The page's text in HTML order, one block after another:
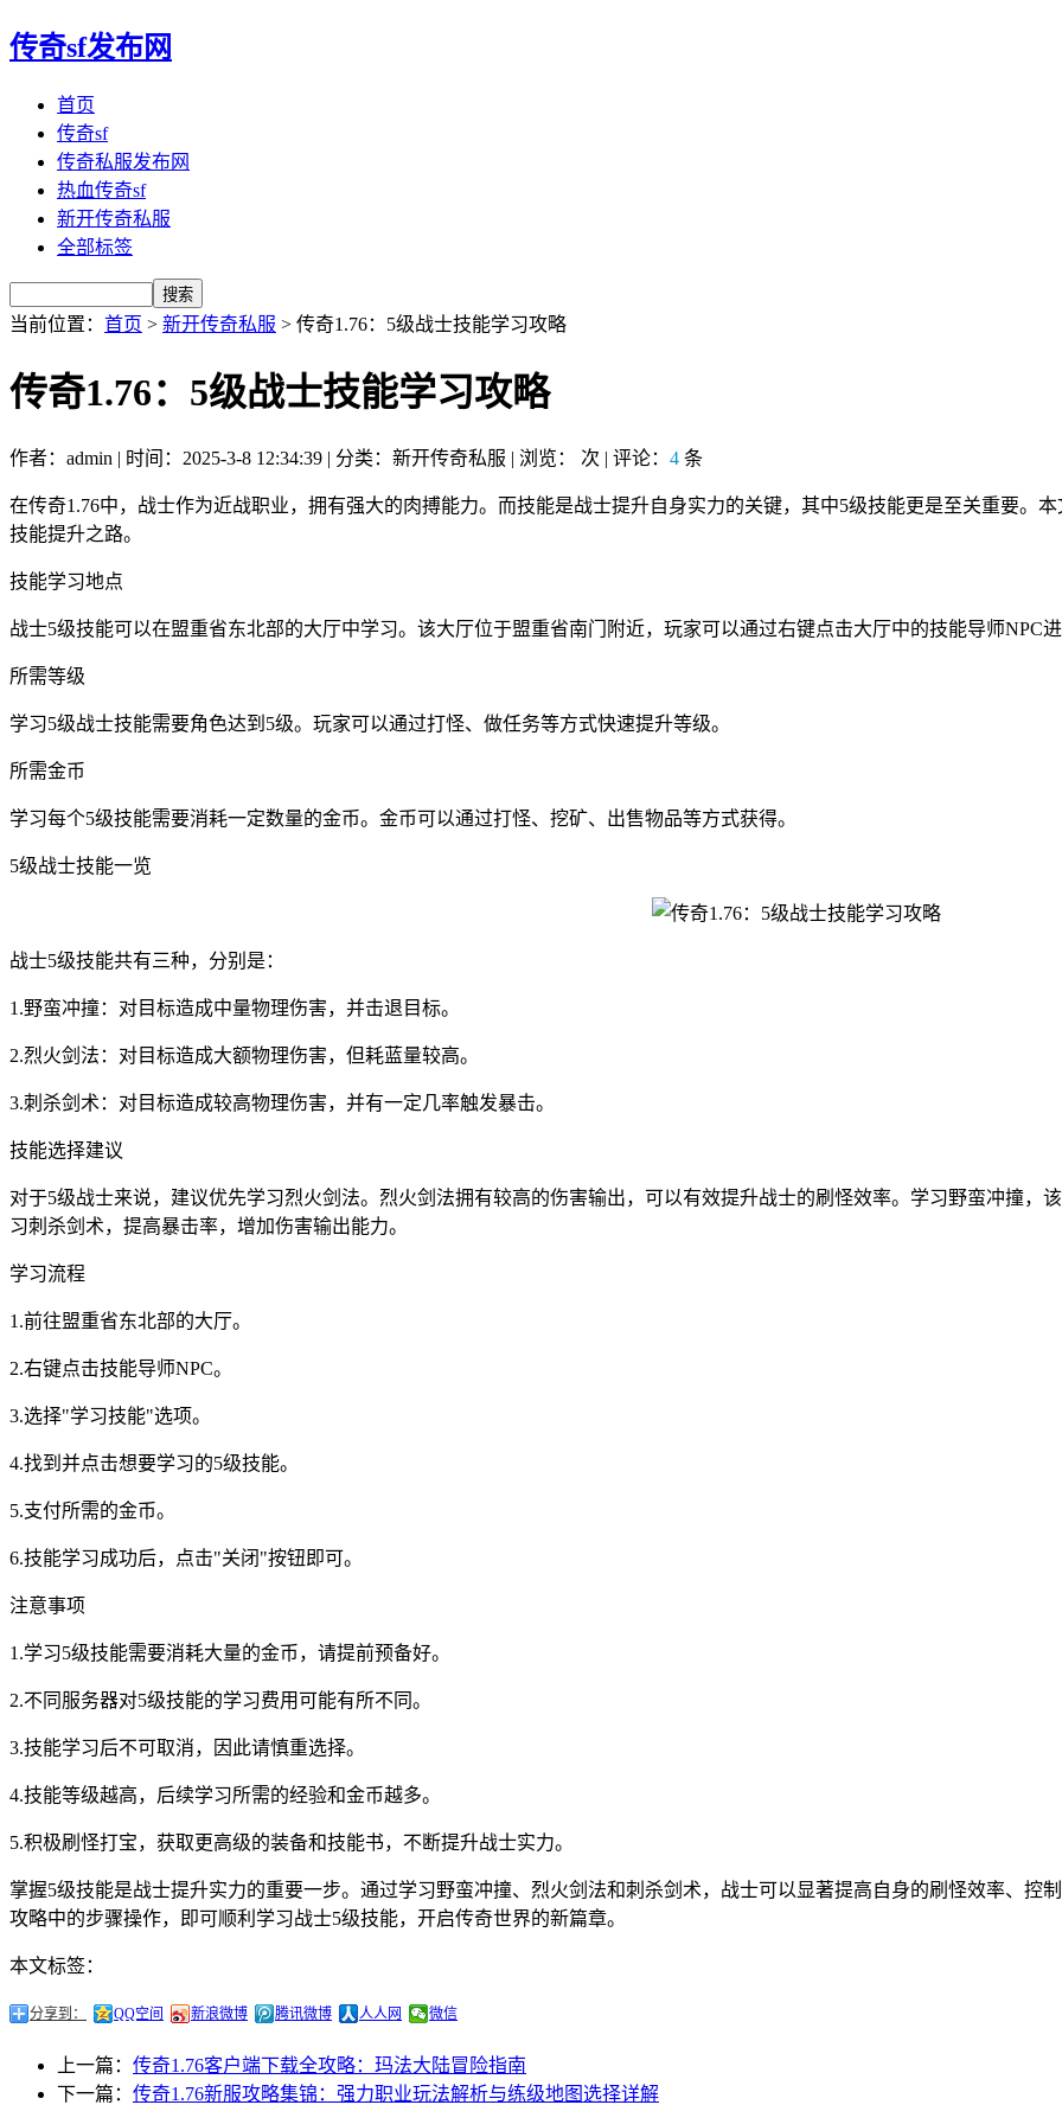
传奇sf发布网
首页
传奇sf
传奇私服发布网
热血传奇sf
新开传奇私服
全部标签
当前位置： 首页 > 新开传奇私服 > 传奇1.76：5级战士技能学习攻略
传奇1.76：5级战士技能学习攻略
作者：admin | 时间：2025-3-8 12:34:39 | 分类：新开传奇私服 | 浏览： 次 | 评论： 4 条
在传奇1.76中，战士作为近战职业，拥有强大的肉搏能力。而技能是战士提升自身实力的关键，其中5级技能更是至关重要。
技能提升之路。
技能学习地点
战士5级技能可以在盟重省东北部的大厅中学习。该大厅位于盟重省南门附近，玩家可以通过右键点击大厅中的技能导师NPC进
所需等级
学习5级战士技能需要角色达到5级。玩家可以通过打怪、做任务等方式快速提升等级。
所需金币
学习每个5级技能需要消耗一定数量的金币。金币可以通过打怪、挖矿、出售物品等方式获得。
5级战士技能一览
战士5级技能共有三种，分别是：
1.野蛮冲撞：对目标造成中量物理伤害，并击退目标。
2.烈火剑法：对目标造成大额物理伤害，但耗蓝量较高。
3.刺杀剑术：对目标造成较高物理伤害，并有一定几率触发暴击。
技能选择建议
对于5级战士来说，建议优先学习烈火剑法。烈火剑法拥有较高的伤害输出，可以有效提升战士的刷怪效率。学习野蛮冲撞，
习刺杀剑术，提高暴击率，增加伤害输出能力。
学习流程
1.前往盟重省东北部的大厅。
2.右键点击技能导师NPC。
3.选择"学习技能"选项。
4.找到并点击想要学习的5级技能。
5.支付所需的金币。
6.技能学习成功后，点击"关闭"按钮即可。
注意事项
1.学习5级技能需要消耗大量的金币，请提前预备好。
2.不同服务器对5级技能的学习费用可能有所不同。
3.技能学习后不可取消，因此请慎重选择。
4.技能等级越高，后续学习所需的经验和金币越多。
5.积极刷怪打宝，获取更高级的装备和技能书，不断提升战士实力。
掌握5级技能是战士提升实力的重要一步。通过学习野蛮冲撞、烈火剑法和刺杀剑术，战士可以显著提高自身的刷怪效率、控
攻略中的步骤操作，即可顺利学习战士5级技能，开启传奇世界的新篇章。
本文标签：
分享到： QQ空间 新浪微博 腾讯微博 人人网 微信
上一篇： 传奇1.76客户端下载全攻略：玛法大陆冒险指南
下一篇： 传奇1.76新服攻略集锦：强力职业玩法解析与练级地图选择详解